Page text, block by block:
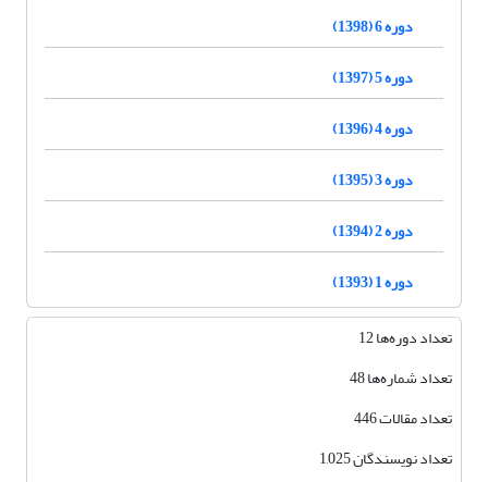
دوره 6 (1398)
دوره 5 (1397)
دوره 4 (1396)
دوره 3 (1395)
دوره 2 (1394)
دوره 1 (1393)
تعداد دوره‌ها 12
تعداد شماره‌ها 48
تعداد مقالات 446
تعداد نویسندگان 1,025